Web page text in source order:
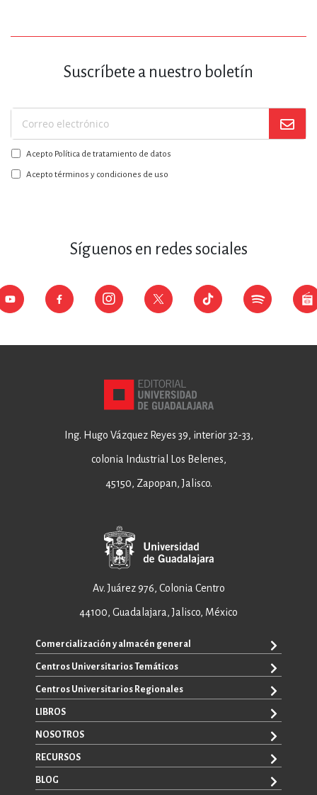
Suscríbete a nuestro boletín
Suscríbase
a
nuestro
boletín:
Acepto Política de tratamiento de datos
Acepto términos y condiciones de uso
Síguenos en redes sociales
Ing. Hugo Vázquez Reyes 39, interior 32-33,
colonia Industrial Los Belenes,
45150, Zapopan, Jalisco.
Av. Juárez 976, Colonia Centro
44100, Guadalajara, Jalisco, México
Comercialización y almacén general
+52 33 3640 6326
+52 33 3640 4595
ventas@editorial.udg.mx
WhatsApp: +52 33 1433 6869
Centros Universitarios Temáticos
CUAAD
CUCEA
CUCBA
CUCEI
CUCSH
Centros Universitarios Regionales
CUALTOS
CUCHAPALA
CUCOSTA
CUCSUR
LIBROS
TODOS LOS LIBROS
E-BOOKS
CATÁLOGOS
NOSOTROS
SOBRE NOSOTROS
CONTACTO
RECURSOS
PROMOCIONALES
BLOG